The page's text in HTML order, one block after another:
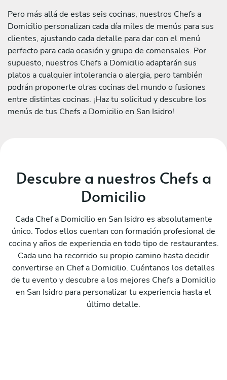
Pero más allá de estas seis cocinas, nuestros Chefs a
Domicilio personalizan cada día miles de menús para sus
clientes, ajustando cada detalle para dar con el menú
perfecto para cada ocasión y grupo de comensales. Por
supuesto, nuestros Chefs a Domicilio adaptarán sus
platos a cualquier intolerancia o alergia, pero también
podrán proponerte otras cocinas del mundo o fusiones
entre distintas cocinas. ¡Haz tu solicitud y descubre los
menús de tus Chefs a Domicilio en San Isidro!
Descubre a nuestros Chefs a
Domicilio
Cada Chef a Domicilio en San Isidro es absolutamente
único. Todos ellos cuentan con formación profesional de
cocina y años de experiencia en todo tipo de restaurantes.
Cada uno ha recorrido su propio camino hasta decidir
convertirse en Chef a Domicilio. Cuéntanos los detalles
de tu evento y descubre a los mejores Chefs a Domicilio
en San Isidro para personalizar tu experiencia hasta el
último detalle.